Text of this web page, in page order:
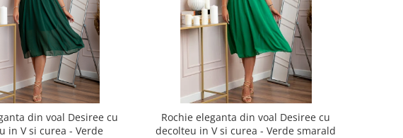
din voal Desiree cu
in V si curea - Verde
Rochie eleganta din voal Desiree cu
decolteu in V si curea - Verde smarald